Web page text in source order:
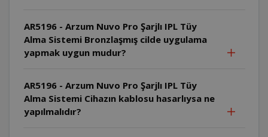
AR5196 - Arzum Nuvo Pro Şarjlı IPL Tüy
Alma Sistemi Bronzlaşmış cilde uygulama
yapmak uygun mudur?
AR5196 - Arzum Nuvo Pro Şarjlı IPL Tüy
Alma Sistemi Cihazın kablosu hasarlıysa ne
yapılmalıdır?